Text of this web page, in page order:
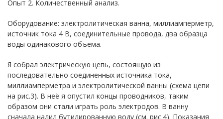
Опыт 2. Количественный анализ.
Оборудование: электролитическая ванна, миллиамперметр,
источник тока 4 В, соединительные провода, два образца
воды одинакового объема.
Я собрал электрическую цепь, состоящую из
последовательно соединенных источника тока,
миллиамперметра и электролитической ванны (схема цепи
на рис.3). В неё я опустил концы проводников, таким
образом они стали играть роль электродов. В ванну
сначала налил бутилированную воду (см. рис.4). Показания